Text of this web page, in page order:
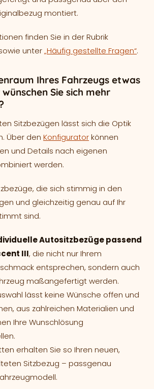
montiert.
finden Sie in der Rubrik
unter„Häufig gestellte Fragen“.
Ihres Fahrzeugs etwas
Sie sich mehr
Sitzbezügen lässt sich die Optik
Über den Konfiguratorkönnen
und Details nach eigenen
werden.
die sich stimmig in den
und gleichzeitig genau auf Ihr
sind.
Autositzbezüge passend
III, die nicht nur Ihrem
entsprechen, sondern auch
maßangefertigt werden.
lässt keine Wünsche offen und
aus zahlreichen Materialien und
Ihre Wunschlösung
erhalten Sie so Ihren neuen,
Sitzbezug – passgenau